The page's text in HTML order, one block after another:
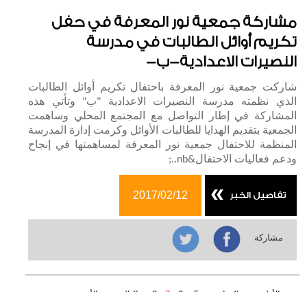
مشاركة جمعية نور المعرفة في حفل
تكريم أوائل الطالبات في مدرسة
النصيرات الاعدادية-ب-
شاركت جمعية نور المعرفة باحتفال تكريم أوائل الطالبات
الذي نظمته مدرسة النصيرات الاعدادية "ب" وتأتي هذه
المشاركة في إطار التواصل مع المجتمع المحلي وساهمت
الجمعية بتقديم الهدايا للطالبات الأوائل وكرمت إدارة المدرسة
المنظمة للاحتفال جمعية نور المعرفة لمساهمتها في إنجاح
ودعم فعاليات الاحتفال&nb..;
تفاصيل الخبر 2017/02/12
مشاركة